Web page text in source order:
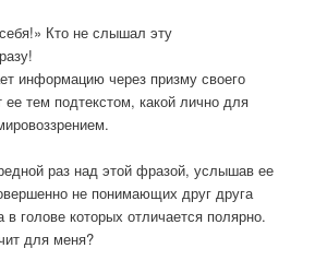
Кто не слышал эту
информацию через призму своего
ее тем подтекстом, какой лично для
раз над этой фразой, услышав ее
не понимающих друг друга
голове которых отличается полярно.
для меня?